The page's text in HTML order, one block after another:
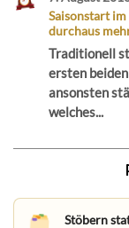
Saisonstart
durchaus
Traditionell
ersten
ansonsten
welches...
Stöbern